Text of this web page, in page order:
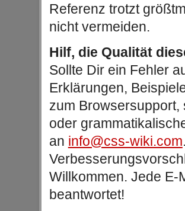
Referenz trotzt
nicht vermeiden.
Hilf, die Qualität
Sollte Dir ein Fehler
Erklärungen,
zum
oder
an info@css-wiki.com
Willkommen. Jede E-
beantwortet!